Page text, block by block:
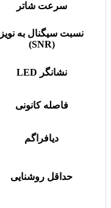
سرعت شاتر
نسبت سیگنال به نویز
(SNR)
نشانگر LED
فاصله کانونی
دیافراگم
حداقل روشنایی